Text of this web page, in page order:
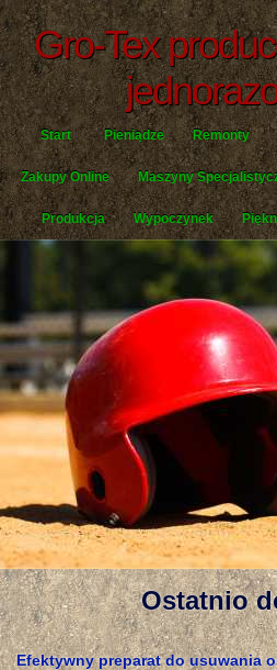
Gro-Tex
Start Pieniądze Remonty
Zakupy Online Maszyny
Produkcja Wypoczynek
Ostatnio
Efektywny preparat do usuwania